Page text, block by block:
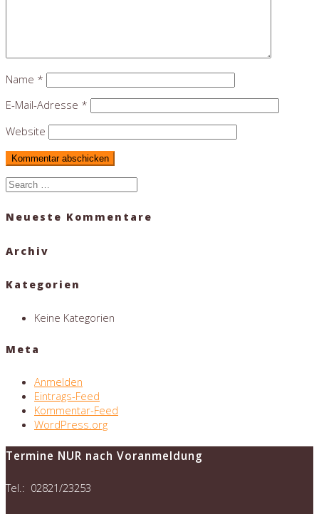
Name *
E-Mail-Adresse *
Website
Search
Neueste Kommentare
Archiv
Kategorien
Keine Kategorien
Meta
Anmelden
Eintrags-Feed
Kommentar-Feed
WordPress.org
Termine NUR nach Voranmeldung
Tel.: 02821/23253